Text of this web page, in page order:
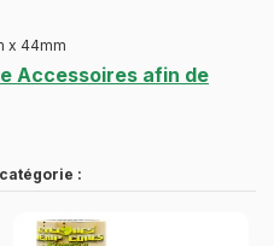
x 44mm
Accessoires afin de
: